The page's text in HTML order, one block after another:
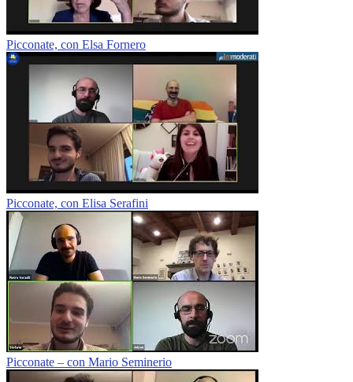
Picconate, con Elsa Fornero
Picconate, con Elisa Serafini
Picconate – con Mario Seminerio